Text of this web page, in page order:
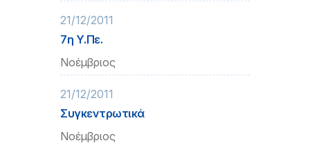
21/12/2011
7η Υ.Πε.
Νοέμβριος
21/12/2011
Συγκεντρωτικά
Νοέμβριος